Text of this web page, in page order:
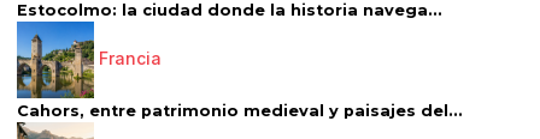
Estocolmo: la ciudad donde la historia navega...
Francia
Cahors, entre patrimonio medieval y paisajes del...